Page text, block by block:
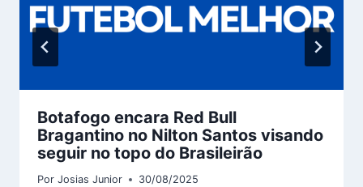
Botafogo encara Red Bull
Bragantino no Nilton Santos visando
seguir no topo do Brasileirão
Por Josias Junior 30/08/2025